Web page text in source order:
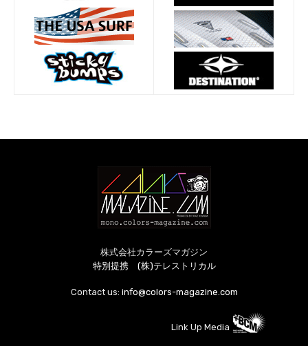
株式会社カラーズマガジン
特別提携 (株)テレストリカル
Contact us: info@colors-magazine.com
Link Up Media